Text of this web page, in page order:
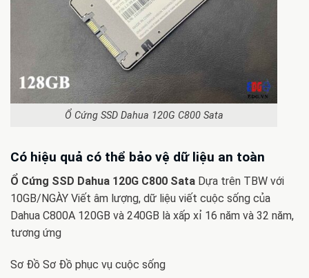
Ổ Cứng SSD Dahua 120G C800 Sata
Có hiệu quả có thể bảo vệ dữ liệu an toàn
Ổ Cứng SSD Dahua 120G C800 Sata Dựa trên TBW với
10GB/NGÀY Viết âm lượng, dữ liệu viết cuộc sống của
Dahua C800A 120GB và 240GB là xấp xỉ 16 năm và 32 năm,
tương ứng
Sơ Đồ Sơ Đồ phục vụ cuộc sống